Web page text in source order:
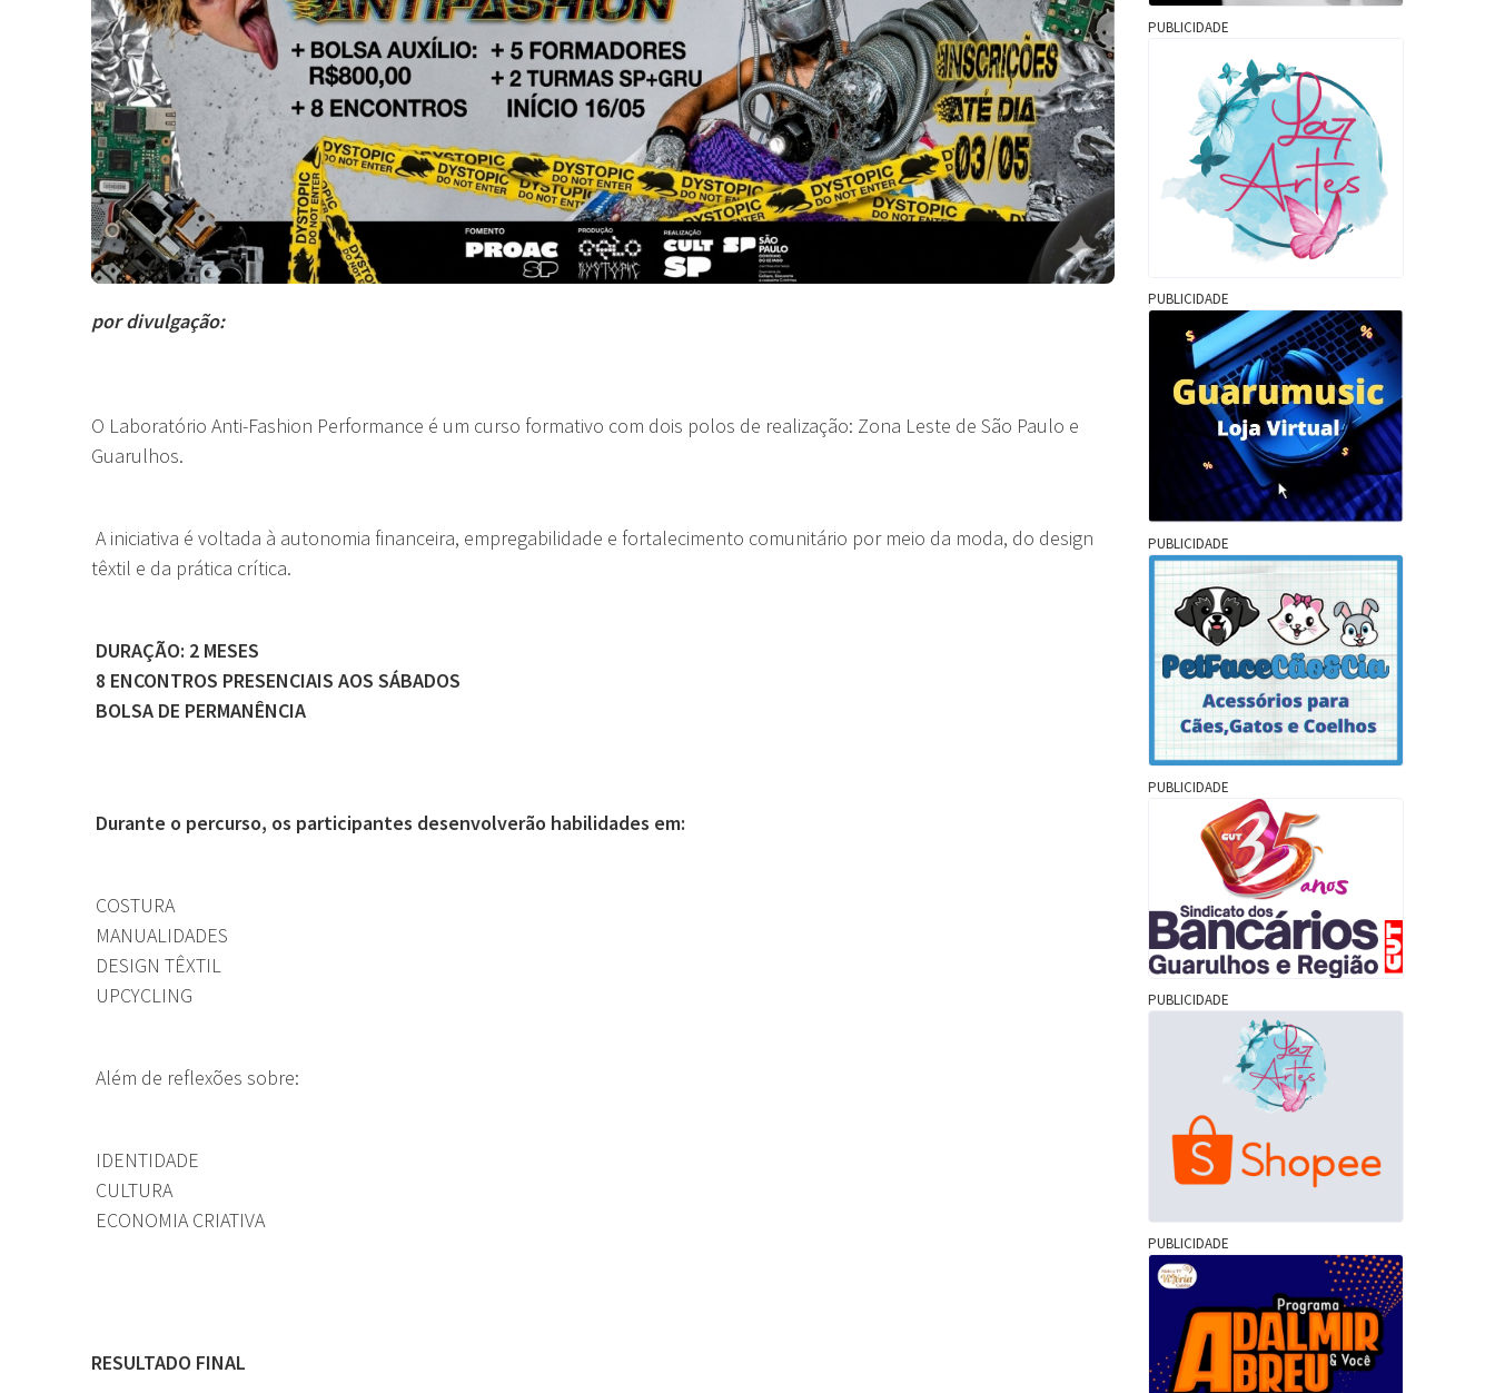
por divulgação:
O Laboratório Anti-Fashion Performance é um curso formativo com dois polos de realização: Zona Leste de São Paulo e
Guarulhos.
A iniciativa é voltada à autonomia financeira, empregabilidade e fortalecimento comunitário por meio da moda, do design
têxtil e da prática crítica.
DURAÇÃO: 2 MESES
8 ENCONTROS PRESENCIAIS AOS SÁBADOS
BOLSA DE PERMANÊNCIA
Durante o percurso, os participantes desenvolverão habilidades em:
COSTURA
MANUALIDADES
DESIGN TÊXTIL
UPCYCLING
Além de reflexões sobre:
IDENTIDADE
CULTURA
ECONOMIA CRIATIVA
RESULTADO FINAL
PUBLICIDADE
PUBLICIDADE
PUBLICIDADE
PUBLICIDADE
PUBLICIDADE
PUBLICIDADE